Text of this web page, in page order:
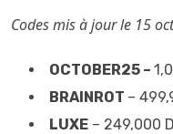
Codes mis à jour le 15
OCTOBER25 –
BRAINROT –
LUXE – 249,000